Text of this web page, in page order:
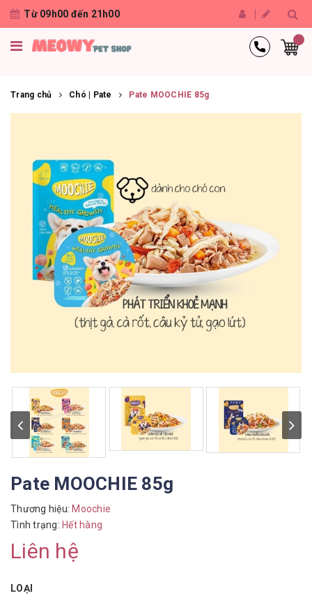
Từ 09h00 đến 21h00
Trang chủ Chó | Pate Pate MOOCHIE 85g
Pate MOOCHIE 85g
Thương hiệu: Moochie
Tình trạng: Hết hàng
Liên hệ
LOẠI